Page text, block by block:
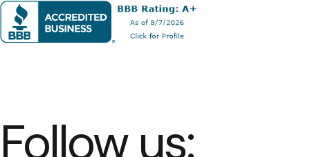
Follow us: